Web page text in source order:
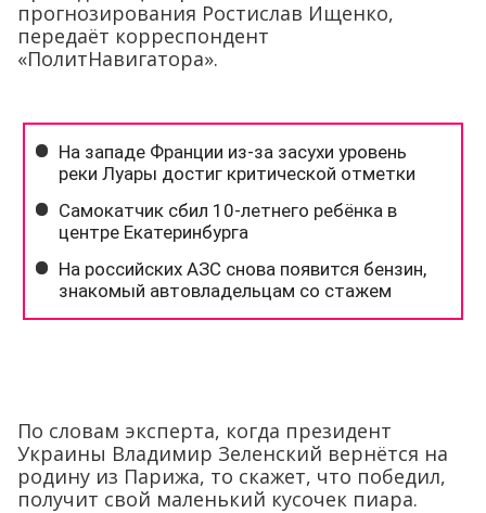
прогнозирования Ростислав Ищенко,
передаёт корреспондент
«ПолитНавигатора».
По словам эксперта, когда президент
Украины Владимир Зеленский вернётся на
родину из Парижа, то скажет, что победил,
получит свой маленький кусочек пиара.